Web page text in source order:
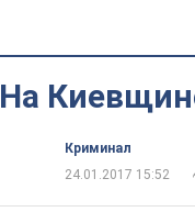
На
Криминал
24.01.2017 15:52